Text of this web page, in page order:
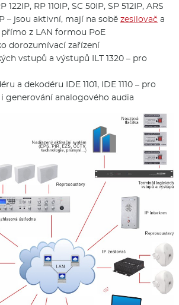
RP 110IP, SC 50IP, SP 512IP, ARS
– jsou aktivní, mají na sobě zesilovač a
z LAN formou PoE
dorozumívací zařízení
vstupů a výstupů ILT 1320 – pro
a dekodéru IDE 1101, IDE 1110 – pro
generování analogového audia